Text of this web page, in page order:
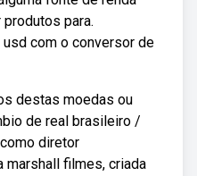
para.
com o conversor de
destas moedas ou
de real brasileiro /
diretor
marshall filmes, criada